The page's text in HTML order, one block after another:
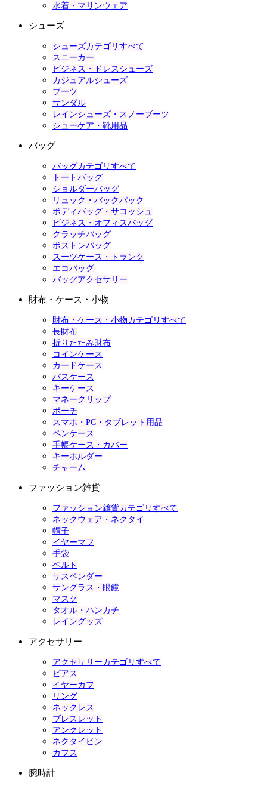
水着・マリンウェア
シューズ
シューズカテゴリすべて
スニーカー
ビジネス・ドレスシューズ
カジュアルシューズ
ブーツ
サンダル
レインシューズ・スノーブーツ
シューケア・靴用品
バッグ
バッグカテゴリすべて
トートバッグ
ショルダーバッグ
リュック・バックパック
ボディバッグ・サコッシュ
ビジネス・オフィスバッグ
クラッチバッグ
ボストンバッグ
スーツケース・トランク
エコバッグ
バッグアクセサリー
財布・ケース・小物
財布・ケース・小物カテゴリすべて
長財布
折りたたみ財布
コインケース
カードケース
パスケース
キーケース
マネークリップ
ポーチ
スマホ・PC・タブレット用品
ペンケース
手帳ケース・カバー
キーホルダー
チャーム
ファッション雑貨
ファッション雑貨カテゴリすべて
ネックウェア・ネクタイ
帽子
イヤーマフ
手袋
ベルト
サスペンダー
サングラス・眼鏡
マスク
タオル・ハンカチ
レイングッズ
アクセサリー
アクセサリーカテゴリすべて
ピアス
イヤーカフ
リング
ネックレス
ブレスレット
アンクレット
ネクタイピン
カフス
腕時計